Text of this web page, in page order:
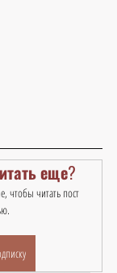
еще?
чтобы читать пост